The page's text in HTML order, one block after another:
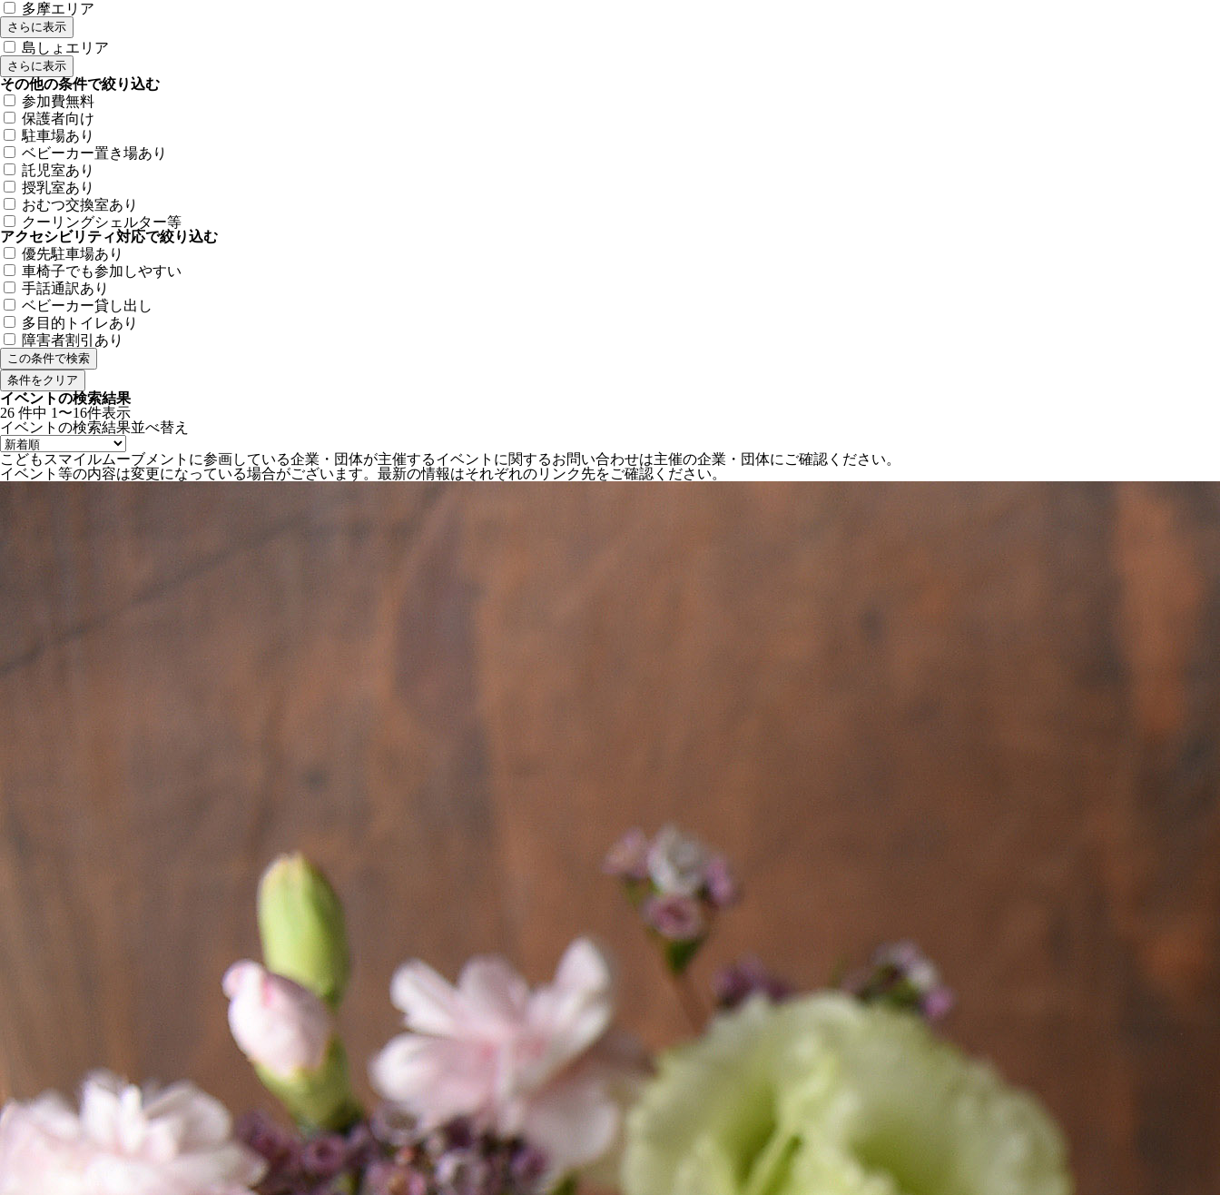
多摩エリア
さらに表示
島しょエリア
さらに表示
その他の条件で絞り込む
参加費無料
保護者向け
駐車場あり
ベビーカー置き場あり
託児室あり
授乳室あり
おむつ交換室あり
クーリングシェルター等
アクセシビリティ対応で絞り込む
優先駐車場あり
車椅子でも参加しやすい
手話通訳あり
ベビーカー貸し出し
多目的トイレあり
障害者割引あり
条件をクリア
イベントの検索結果
26 件中 1〜16件表示
イベントの検索結果並べ替え
こどもスマイルムーブメントに参画している企業・団体が主催するイベントに関するお問い合わせは主催の企業・団体にご確認ください。
イベント等の内容は変更になっている場合がございます。最新の情報はそれぞれのリンク先をご確認ください。